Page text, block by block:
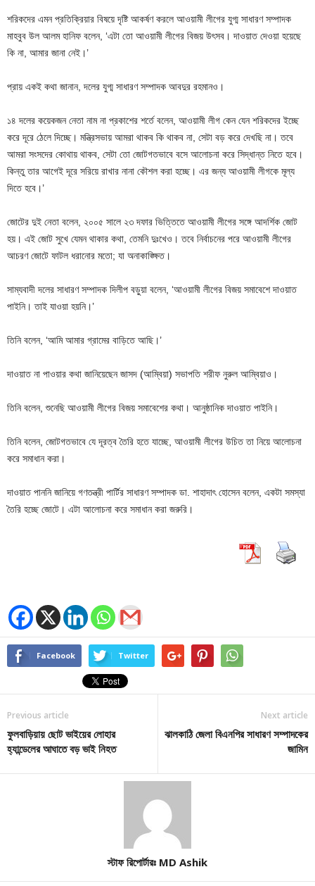
শরিকদের এমন প্রতিক্রিয়ার বিষয়ে দৃষ্টি আকর্ষণ করলে আওয়ামী লীগের যুগ্ম সাধারণ সম্পাদক
মাহবুব উল আলম হানিফ বলেন, ‘এটা তো আওয়ামী লীগের বিজয় উৎসব। দাওয়াত দেওয়া হয়েছে
কি না, আমার জানা নেই।’
প্রায় একই কথা জানান, দলের যুগ্ম সাধারণ সম্পাদক আবদুর রহমানও।
১৪ দলের কয়েকজন নেতা নাম না প্রকাশের শর্তে বলেন, আওয়ামী লীগ কেন যেন শরিকদের ইচ্ছে
করে দূরে ঠেলে দিচ্ছে। মন্ত্রিসভায় আমরা থাকব কি থাকব না, সেটা বড় করে দেখছি না। তবে
আমরা সংসদের কোথায় থাকব, সেটা তো জোটগতভাবে বসে আলোচনা করে সিদ্ধান্ত নিতে হবে।
কিন্তু তার আগেই দূরে সরিয়ে রাখার নানা কৌশল করা হচ্ছে। এর জন্য আওয়ামী লীগকে মূল্য
দিতে হবে।’
জোটের দুই নেতা বলেন, ২০০৫ সালে ২৩ দফার ভিত্তিতে আওয়ামী লীগের সঙ্গে আদর্শিক জোট
হয়। এই জোট সুখে যেমন থাকার কথা, তেমনি দুঃখেও। তবে নির্বাচনের পরে আওয়ামী লীগের
আচরণ জোটে ফাটল ধরানোর মতো; যা অনাকাঙ্ক্ষিত।
সাম্যবাদী দলের সাধারণ সম্পাদক দিলীপ বড়ুয়া বলেন, ‘আওয়ামী লীগের বিজয় সমাবেশে দাওয়াত
পাইনি। তাই যাওয়া হয়নি।’
তিনি বলেন, ‘আমি আমার গ্রামের বাড়িতে আছি।’
দাওয়াত না পাওয়ার কথা জানিয়েছেন জাসদ (আম্বিয়া) সভাপতি শরীফ নুরুল আম্বিয়াও।
তিনি বলেন, শুনেছি আওয়ামী লীগের বিজয় সমাবেশের কথা। আনুষ্ঠানিক দাওয়াত পাইনি।
তিনি বলেন, জোটগতভাবে যে দূরত্ব তৈরি হতে যাচ্ছে, আওয়ামী লীগের উচিত তা নিয়ে আলোচনা
করে সমাধান করা।
দাওয়াত পাননি জানিয়ে গণতন্ত্রী পার্টির সাধারণ সম্পাদক ডা. শাহাদাৎ হোসেন বলেন, একটা সমস্যা
তৈরি হচ্ছে জোটে। এটা আলোচনা করে সমাধান করা জরুরি।
Facebook Twitter
Previous article
ফুলবাড়িয়ায় ছোট ভাইয়ের লোহার
হ্যান্ডেলের আঘাতে বড় ভাই নিহত
Next article
ঝালকাঠি জেলা বিএনপির সাধারণ সম্পাদকের
জামিন
স্টাফ রিপোর্টারঃ MD Ashik